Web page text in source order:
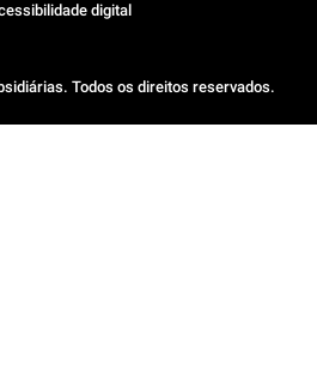
Todos os direitos reservados.
digital